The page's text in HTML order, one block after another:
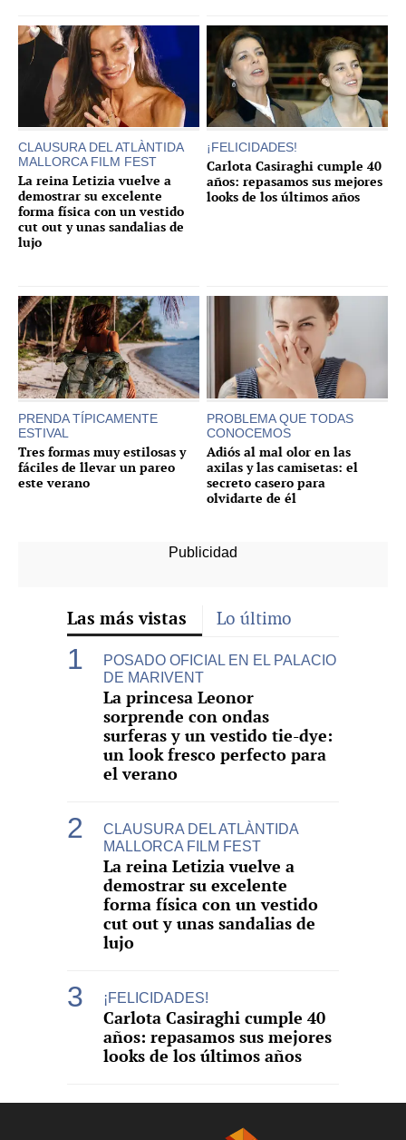
CLAUSURA DEL ATLÀNTIDA
MALLORCA FILM FEST
La reina Letizia vuelve a
demostrar su excelente
forma física con un vestido
cut out y unas sandalias de
lujo
¡FELICIDADES!
Carlota Casiraghi cumple 40
años: repasamos sus mejores
looks de los últimos años
PRENDA TÍPICAMENTE
ESTIVAL
Tres formas muy estilosas y
fáciles de llevar un pareo
este verano
PROBLEMA QUE TODAS
CONOCEMOS
Adiós al mal olor en las
axilas y las camisetas: el
secreto casero para
olvidarte de él
Las más vistas Lo último
POSADO OFICIAL EN EL PALACIO
DE MARIVENT
La princesa Leonor
sorprende con ondas
surferas y un vestido tie-dye:
un look fresco perfecto para
el verano
CLAUSURA DEL ATLÀNTIDA
MALLORCA FILM FEST
La reina Letizia vuelve a
demostrar su excelente
forma física con un vestido
cut out y unas sandalias de
lujo
¡FELICIDADES!
Carlota Casiraghi cumple 40
años: repasamos sus mejores
looks de los últimos años